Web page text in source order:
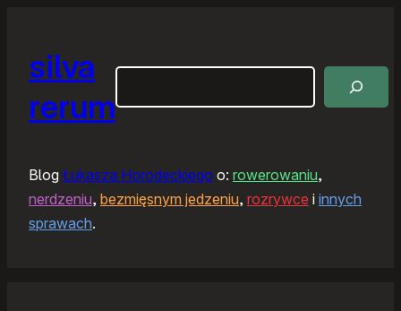
silva
rerum
Blog Łukasza Horodeckiego o: rowerowaniu,
nerdzeniu, bezmięsnym jedzeniu, rozrywce i innych
sprawach.